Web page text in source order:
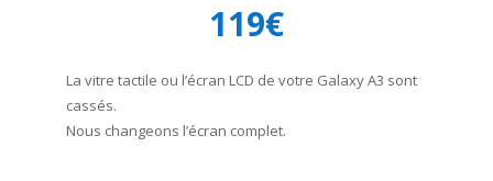
119€
La vitre tactile ou l’écran LCD de votre Galaxy A3 sont
cassés.
Nous changeons l’écran complet.